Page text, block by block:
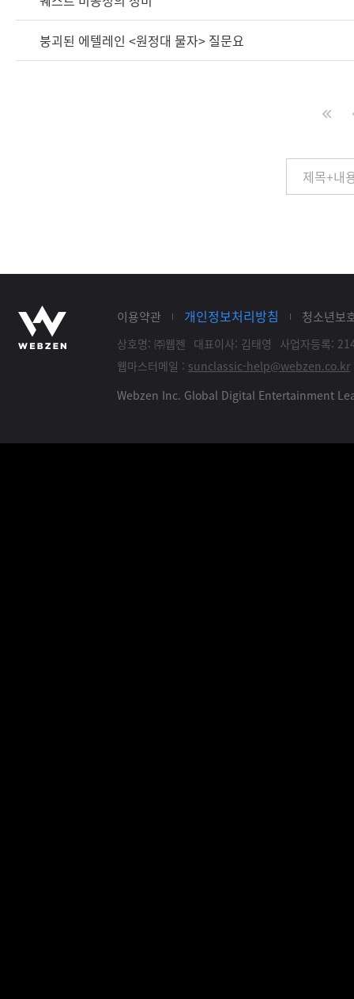
붕괴된 에텔레인 <원정대 물자> 질문요
이용약관 개인정보처리방침 청소년보
상호명: ㈜웹젠 대표이사: 김태영
사업자등록:
웹마스터메일 : sunclassic-help@webzen.co.kr
Webzen Inc. Global Digital Entertainment